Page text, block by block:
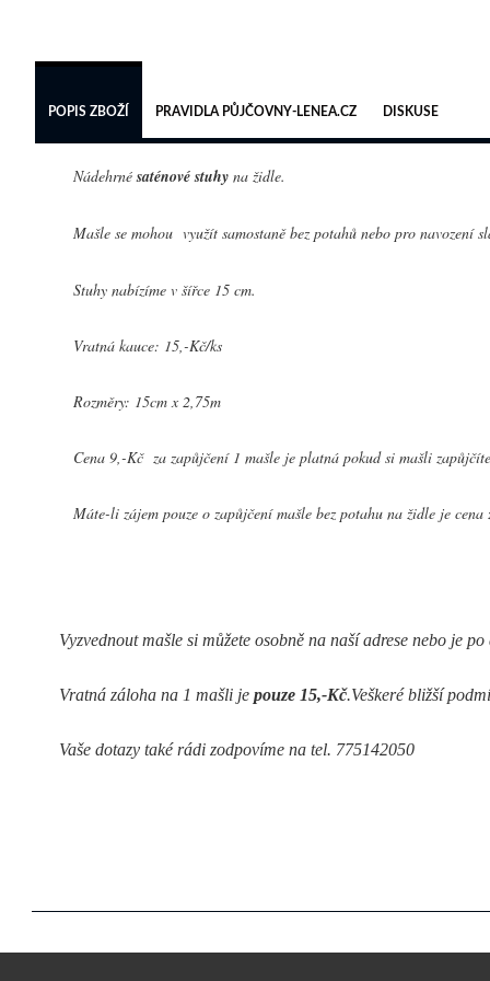
POPIS ZBOŽÍ PRAVIDLA PŮJČOVNY-LENEA.CZ DISKUSE
Nádehrnésaténové stuhy na židle.
Mašle se mohou využít samostaně bez potahů nebo pro navození
Stuhy nabízíme v šířce 15 cm.
Vratná kauce: 15,-Kč/ks
Rozměry: 15cm x 2,75m
Cena 9,-Kč za zapůjčení 1 mašle je platná pokud si mašli
Máte-li zájem pouze o zapůjčení mašle bez potahu na židle je
Vyzvednout mašle si můžete osobně na naší adrese nebo je
Vratná záloha na 1 mašli je pouze 15,-Kč.Veškeré bližší
Vaše dotazy také rádi zodpovíme na tel. 775142050